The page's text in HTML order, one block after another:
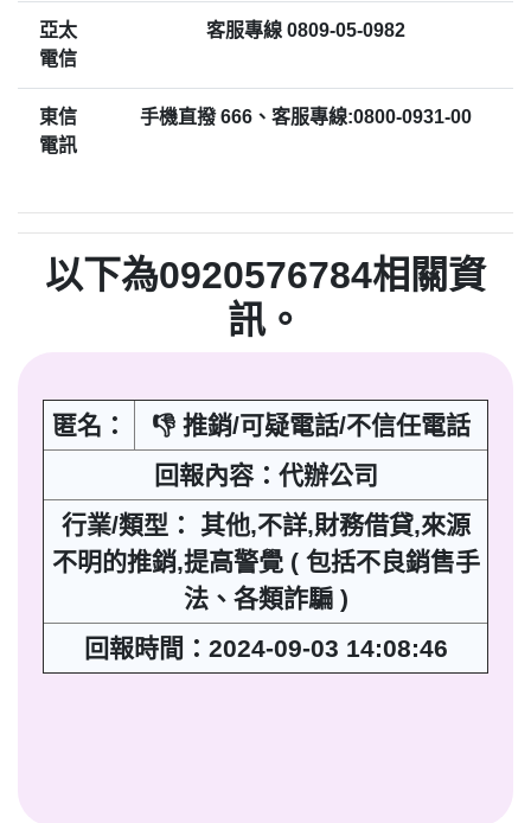
亞太
電信
客服專線 0809-05-0982
東信
電訊
手機直撥 666、客服專線:0800-0931-00
以下為0920576784相關資
訊。
匿名：
👎 推銷/可疑電話/不信任電話
回報內容：代辦公司
行業/類型： 其他,不詳,財務借貸,來源
不明的推銷,提高警覺 ( 包括不良銷售手
法、各類詐騙 )
回報時間：2024-09-03 14:08:46